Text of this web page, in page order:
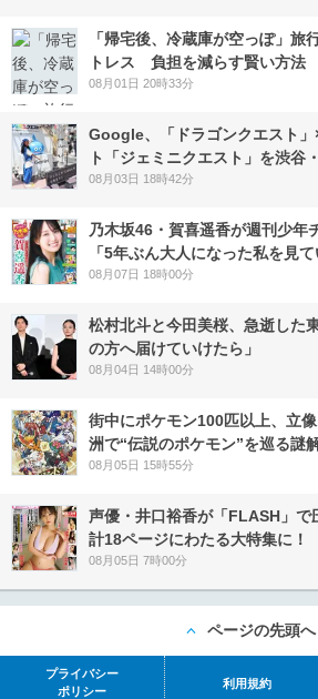
「帰宅後、冷蔵庫が空っぽ」旅
トレス 負担を減らす賢い方法
08月01日 20時33分
Google、「ドラゴンクエスト
ト「ジェミニクエスト」を渋谷
08月03日 18時42分
乃木坂46・賀喜遥香が週刊少年
「5年ぶん大人になった私を見て
08月07日 18時00分
松村北斗と今田美桜、急逝した
の方へ届けていけたら」
08月04日 14時00分
街中にポケモン100匹以上、立
洲で“伝説のポケモン”を巡る謎
08月05日 15時55分
声優・井口裕香が「FLASH」で
計18ページにわたる大特集に！
08月05日 7時00分
ページの先頭へ
プライバシー
ポリシー
利用規約